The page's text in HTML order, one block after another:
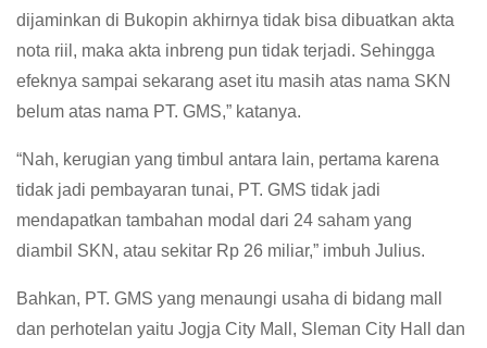
dijaminkan di Bukopin akhirnya tidak bisa dibuatkan akta
nota riil, maka akta inbreng pun tidak terjadi. Sehingga
efeknya sampai sekarang aset itu masih atas nama SKN
belum atas nama PT. GMS,” katanya.
“Nah, kerugian yang timbul antara lain, pertama karena
tidak jadi pembayaran tunai, PT. GMS tidak jadi
mendapatkan tambahan modal dari 24 saham yang
diambil SKN, atau sekitar Rp 26 miliar,” imbuh Julius.
Bahkan, PT. GMS yang menaungi usaha di bidang mall
dan perhotelan yaitu Jogja City Mall, Sleman City Hall dan